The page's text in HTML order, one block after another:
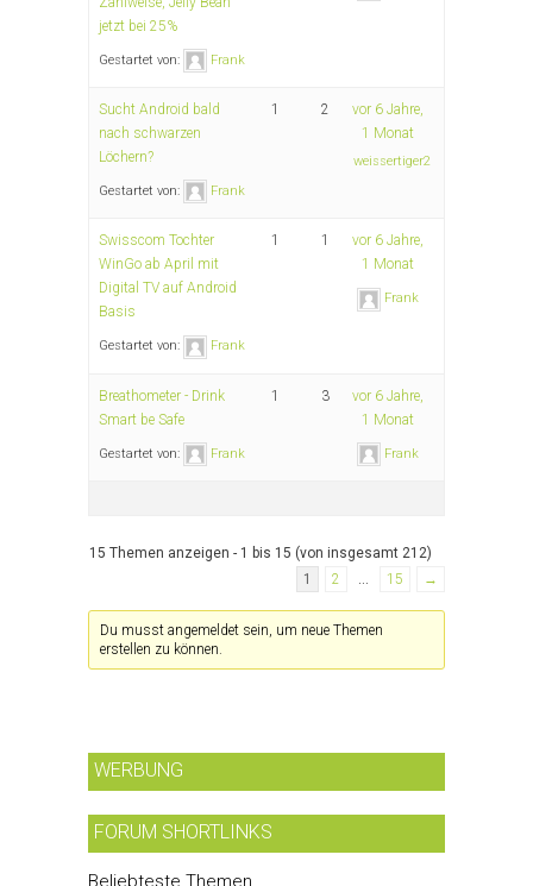
jetzt bei 25%
Gestartet von: Frank
Sucht Android bald
nach schwarzen
Löchern?
Gestartet von: Frank
1 2
vor 6 Jahre,
1 Monat
weissertiger2
Swisscom Tochter
WinGo ab April mit
Digital TV auf Android
Basis
Gestartet von: Frank
1 1
vor 6 Jahre,
1 Monat
Frank
Breathometer - Drink
Smart be Safe
Gestartet von: Frank
1 3
vor 6 Jahre,
1 Monat
Frank
15 Themen anzeigen - 1 bis 15 (von insgesamt 212)
1
2 … 15 →
Du musst angemeldet sein, um neue Themen
erstellen zu können.
WERBUNG
FORUM SHORTLINKS
Beliebteste Themen